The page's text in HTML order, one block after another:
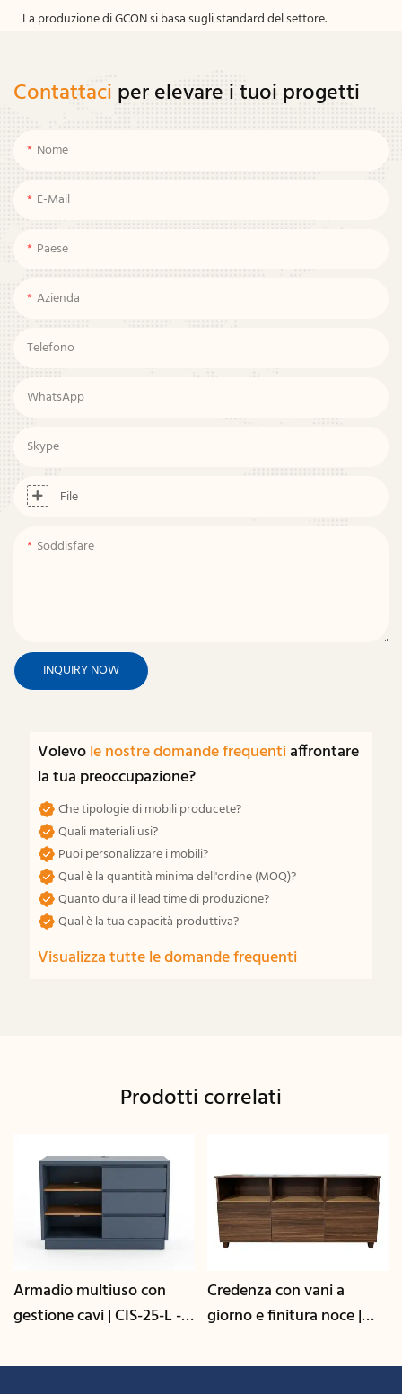
La produzione di GCON si basa sugli standard del settore.
Contattaci per elevare i tuoi progetti
Nome
E-Mail
Paese
Azienda
Telefono
WhatsApp
Skype
File
Soddisfare
INQUIRY NOW
Volevole nostre domande frequentiaffrontare
la tua preoccupazione?
Che tipologie di mobili producete?
Quali materiali usi?
Puoi personalizzare i mobili?
Qual è la quantità minima dell'ordine (MOQ)?
Quanto dura il lead time di produzione?
Qual è la tua capacità produttiva?
Visualizza tutte le domande frequenti
Prodotti correlati
Armadio multiuso con
gestione cavi | CIS-25-L -
Credenza con vani a
giorno e finitura noce |